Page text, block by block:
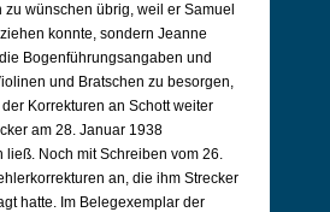
wünschen übrig, weil er Samuel
konnte, sondern Jeanne
Bogenführungsangaben und
und Bratschen zu besorgen,
Korrekturen an Schott weiter
am 28. Januar 1938
Noch mit Schreiben vom 26.
an, die ihm Strecker
hatte. Im Belegexemplar der